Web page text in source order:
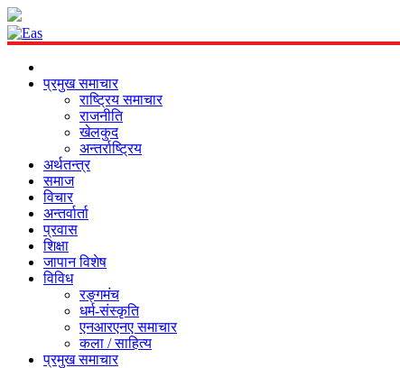
प्रमुख समाचार
राष्ट्रिय समाचार
राजनीति
खेलकुद
अन्तर्राष्ट्रिय
अर्थतन्त्र
समाज
विचार
अन्तर्वार्ता
प्रवास
शिक्षा
जापान विशेष
विविध
रङ्गमंच
धर्म-संस्कृति
एनआरएनए समाचार
कला / साहित्य
प्रमुख समाचार